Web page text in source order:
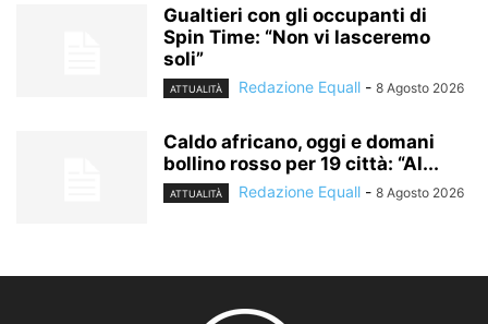
Gualtieri con gli occupanti di
Spin Time: “Non vi lasceremo
soli”
ATTUALITÀ Redazione Equall - 8 Agosto 2026
Caldo africano, oggi e domani
bollino rosso per 19 città: “Al...
ATTUALITÀ Redazione Equall - 8 Agosto 2026